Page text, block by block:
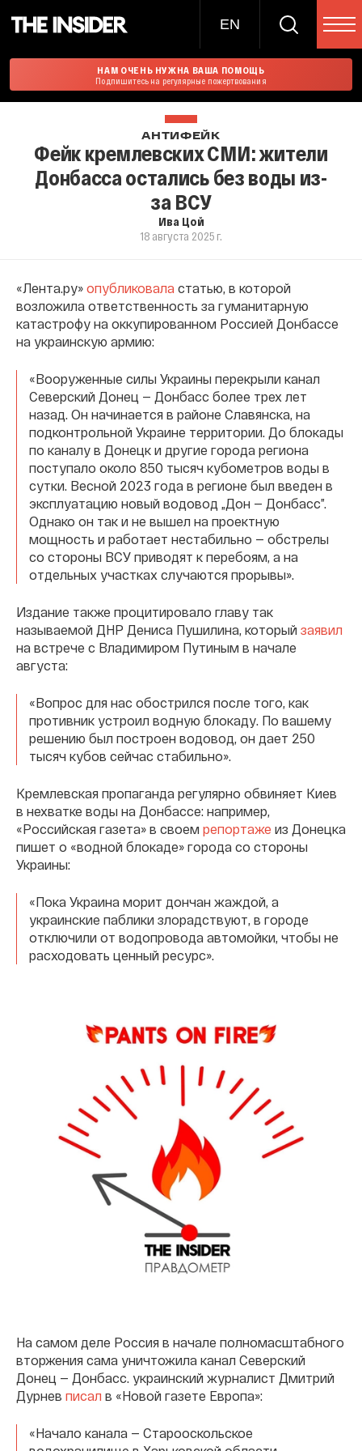
EN
НАМ ОЧЕНЬ НУЖНА ВАША ПОМОЩЬ
Подпишитесь на регулярные пожертвования
АНТИФЕЙК
Фейк кремлевских СМИ: жители
Донбасса остались без воды из-
за ВСУ
Ива Цой
18 августа 2025 г.
«Лента.ру» опубликовала статью, в которой
возложила ответственность за гуманитарную
катастрофу на оккупированном Россией Донбассе
на украинскую армию:
«Вооруженные силы Украины перекрыли канал
Северский Донец — Донбасс более трех лет
назад. Он начинается в районе Славянска, на
подконтрольной Украине территории. До блокады
по каналу в Донецк и другие города региона
поступало около 850 тысяч кубометров воды в
сутки. Весной 2023 года в регионе был введен в
эксплуатацию новый водовод „Дон — Донбасс”.
Однако он так и не вышел на проектную
мощность и работает нестабильно — обстрелы
со стороны ВСУ приводят к перебоям, а на
отдельных участках случаются прорывы».
Издание также процитировало главу так
называемой ДНР Дениса Пушилина, который заявил
на встрече с Владимиром Путиным в начале
августа:
«Вопрос для нас обострился после того, как
противник устроил водную блокаду. По вашему
решению был построен водовод, он дает 250
тысяч кубов сейчас стабильно».
Кремлевская пропаганда регулярно обвиняет Киев
в нехватке воды на Донбассе: например,
«Российская газета» в своем репортаже из Донецка
пишет о «водной блокаде» города со стороны
Украины:
«Пока Украина морит дончан жаждой, а
украинские паблики злорадствуют, в городе
отключили от водопровода автомойки, чтобы не
расходовать ценный ресурс».
На самом деле Россия в начале полномасштабного
вторжения сама уничтожила канал Северский
Донец — Донбасс. украинский журналист Дмитрий
Дурнев писал в «Новой газете Европа»:
«Начало канала — Старооскольское